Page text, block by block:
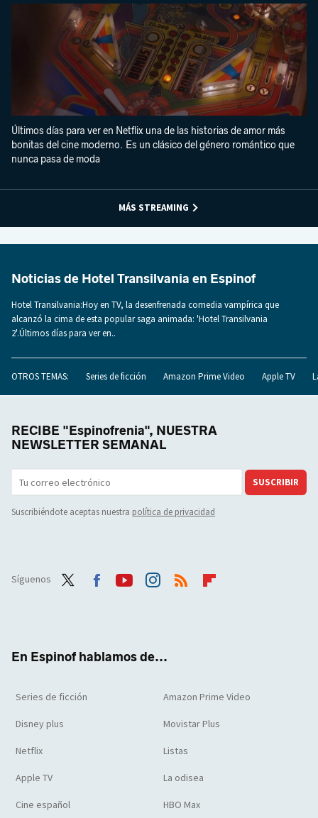
Últimos días para ver en Netflix una de las historias de amor más
bonitas del cine moderno. Es un clásico del género romántico que
nunca pasa de moda
MÁS STREAMING
Noticias de Hotel Transilvania en Espinof
Hotel Transilvania:Hoy en TV, la desenfrenada comedia vampírica que
alcanzó la cima de esta popular saga animada: 'Hotel Transilvania
2'.Últimos días para ver en..
OTROS TEMAS: Series de ficción Amazon Prime Video Apple TV
RECIBE "Espinofrenia", NUESTRA
NEWSLETTER SEMANAL
SUSCRIBIR
Suscribiéndote aceptas nuestra política de privacidad
Síguenos
En Espinof hablamos de...
Series de ficción Amazon Prime Video
Disney plus Movistar Plus
Netflix Listas
Apple TV La odisea
Cine español HBO Max